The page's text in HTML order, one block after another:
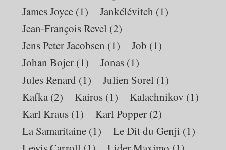
James Joyce (1) Jankélévitch (1)
Jean-François Revel (2)
Jens Peter Jacobsen (1) Job (1)
Johan Bojer (1) Jonas (1)
Jules Renard (1) Julien Sorel (1)
Kafka (2) Kairos (1) Kalachnikov (1)
Karl Kraus (1) Karl Popper (2)
La Samaritaine (1) Le Dit du Genji (1)